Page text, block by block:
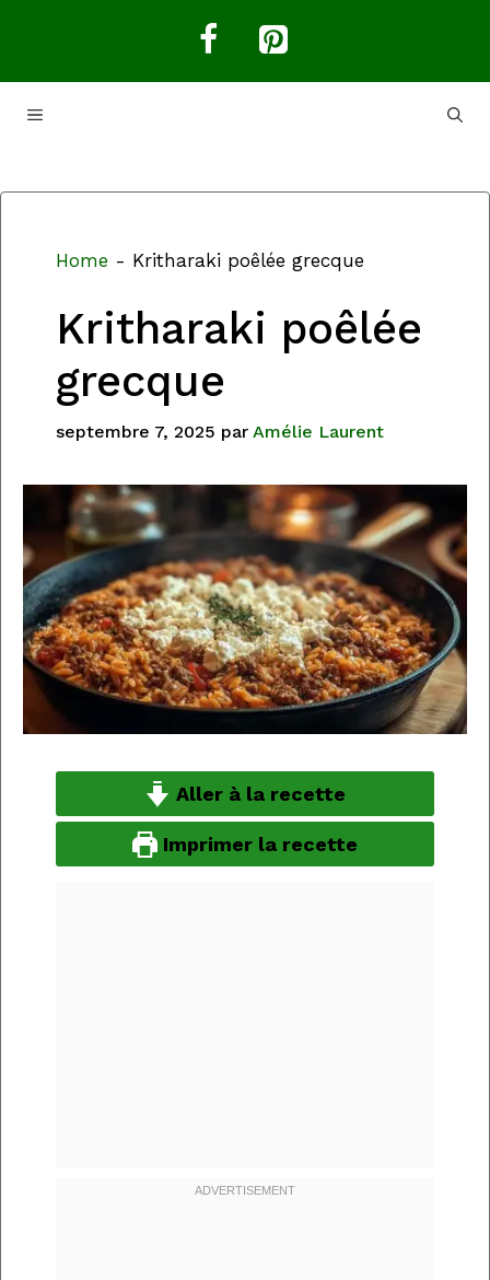
MENU
Home - Kritharaki poêlée grecque
Kritharaki poêlée
grecque
septembre 7, 2025 par Amélie Laurent
Aller à la recette
Imprimer la recette